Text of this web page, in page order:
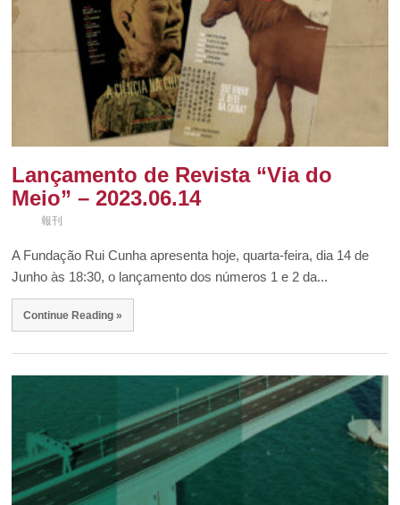
Lançamento de Revista “Via do
Meio” – 2023.06.14
報刊
A Fundação Rui Cunha apresenta hoje, quarta-feira, dia 14 de
Junho às 18:30, o lançamento dos números 1 e 2 da...
Continue Reading »